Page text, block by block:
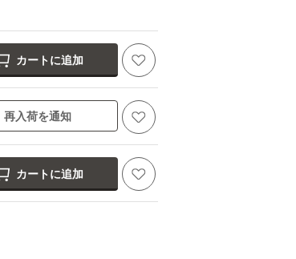
カートに追加
再入荷を通知
カートに追加